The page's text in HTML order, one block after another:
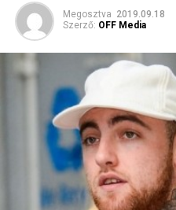
Megosztva 2019.09.18
Szerző: OFF Media